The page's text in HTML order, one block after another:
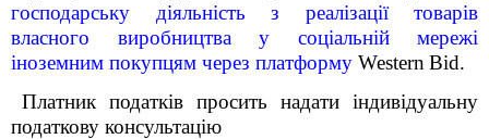
господарську діяльність з реалізації товарів
власного виробництва у соціальній мережі
іноземним покупцям через платформу Western Bid.
Платник податків просить надати індивідуальну
податкову консультацію